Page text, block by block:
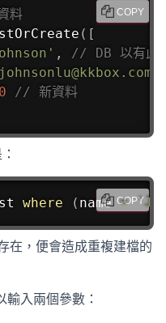
料
( [
,
// DB 以有此
0
// 新資料
COPY
where ( name =
COPY
在，便會造成重複建檔的
入兩個參數：